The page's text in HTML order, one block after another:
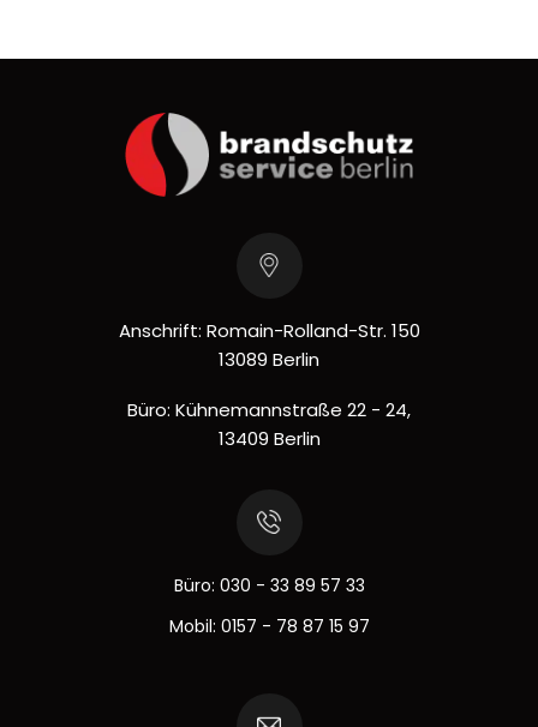
Anschrift: Romain-Rolland-Str. 150
13089 Berlin
Büro: Kühnemannstraße 22 - 24,
13409 Berlin
Büro: 030 - 33 89 57 33
Mobil: 0157 - 78 87 15 97